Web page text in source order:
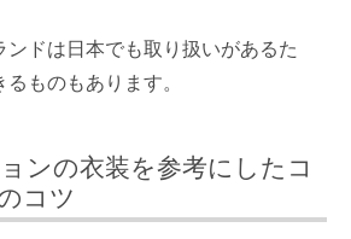
ンドは日本でも取り扱いがあるた
ものもあります。
ンの衣装を参考にしたコ
コツ